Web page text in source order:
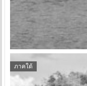
ภาคใต้